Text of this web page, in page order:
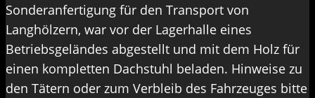
Sonderanfertigung für den Transport von
Langhölzern, war vor der Lagerhalle eines
Betriebsgeländes abgestellt und mit dem Holz für
einen kompletten Dachstuhl beladen. Hinweise zu
den Tätern oder zum Verbleib des Fahrzeuges bitte